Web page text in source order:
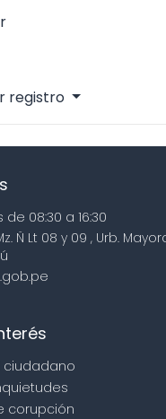
registro
08:30 a 16:30
Ñ Lt 08 y 09 , Urb.
ciudadano
corupción